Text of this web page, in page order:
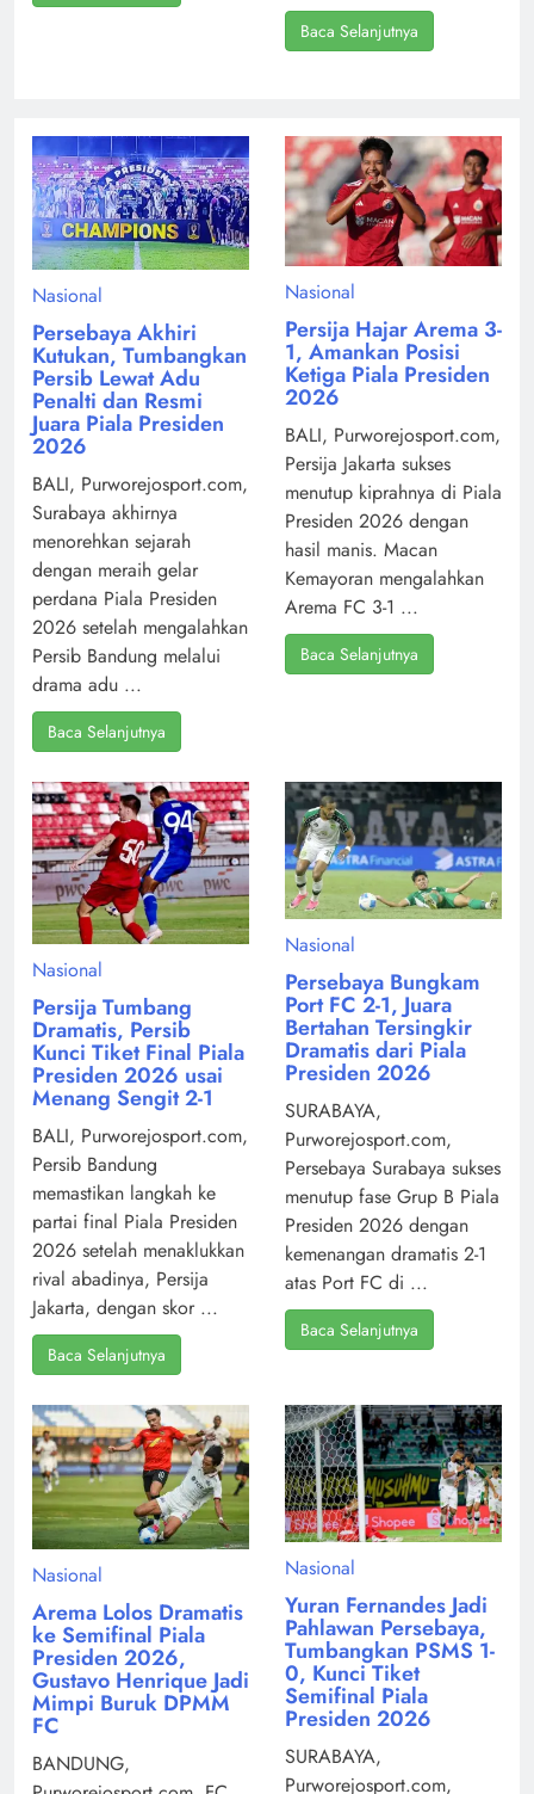
Baca Selanjutnya
Nasional
Persebaya Akhiri
Kutukan, Tumbangkan
Persib Lewat Adu
Penalti dan Resmi
Juara Piala Presiden
2026
BALI, Purworejosport.com,
Surabaya akhirnya
menorehkan sejarah
dengan meraih gelar
perdana Piala Presiden
2026 setelah mengalahkan
Persib Bandung melalui
drama adu ...
Baca Selanjutnya
Nasional
Persija Hajar Arema 3-
1, Amankan Posisi
Ketiga Piala Presiden
2026
BALI, Purworejosport.com,
Persija Jakarta sukses
menutup kiprahnya di Piala
Presiden 2026 dengan
hasil manis. Macan
Kemayoran mengalahkan
Arema FC 3-1 ...
Baca Selanjutnya
Nasional
Persija Tumbang
Dramatis, Persib
Kunci Tiket Final Piala
Presiden 2026 usai
Menang Sengit 2-1
BALI, Purworejosport.com,
Persib Bandung
memastikan langkah ke
partai final Piala Presiden
2026 setelah menaklukkan
rival abadinya, Persija
Jakarta, dengan skor ...
Baca Selanjutnya
Nasional
Persebaya Bungkam
Port FC 2-1, Juara
Bertahan Tersingkir
Dramatis dari Piala
Presiden 2026
SURABAYA,
Purworejosport.com,
Persebaya Surabaya sukses
menutup fase Grup B Piala
Presiden 2026 dengan
kemenangan dramatis 2-1
atas Port FC di ...
Baca Selanjutnya
Nasional
Arema Lolos Dramatis
ke Semifinal Piala
Presiden 2026,
Gustavo Henrique Jadi
Mimpi Buruk DPMM
FC
BANDUNG,
Nasional
Yuran Fernandes Jadi
Pahlawan Persebaya,
Tumbangkan PSMS 1-
0, Kunci Tiket
Semifinal Piala
Presiden 2026
SURABAYA,
Purworejosport.com,